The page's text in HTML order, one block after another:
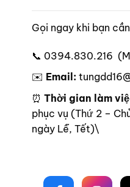
Gọi ngay khi bạn
📞 0394.830.216
✉️ Email:
⏰ Thời gian làm
phục vụ (Thứ 2 –
ngày Lễ, Tết)\